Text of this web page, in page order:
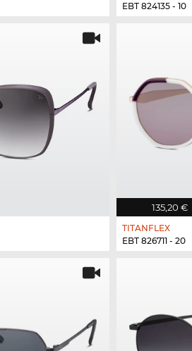
EBT 824135 - 10
135,20 €
TITANFLEX
EBT 826711 - 20